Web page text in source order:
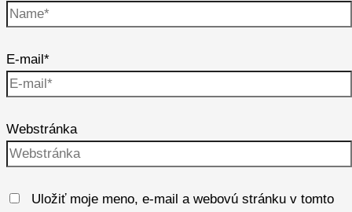
E-mail*
Webstránka
Uložiť moje meno, e-mail a webovú stránku v tomto